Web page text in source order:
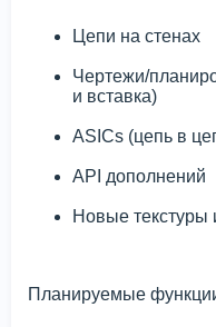
Цепи на стенах
Чертежи/
и вставка)
ASICs (цепь в
API дополнений
Новые текстуры
Планируемые